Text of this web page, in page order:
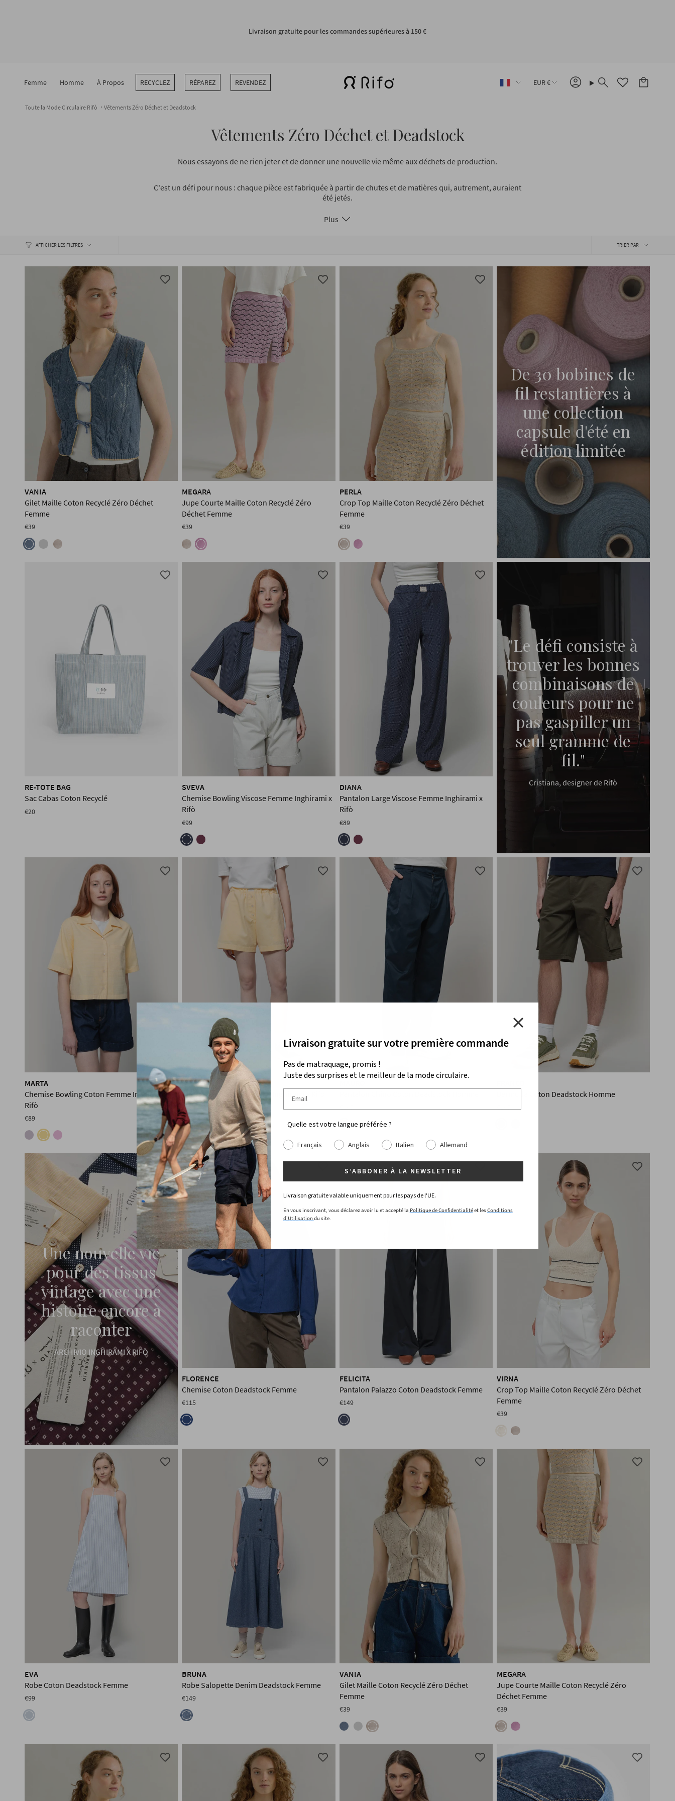
Livraison gratuite pour les commandes supérieures à 150 €
Femme Homme À Propos RECYCLEZ RÉPAREZ REVENDEZ Langue DeviseEUR € CompteRecherche
Toute la Mode Circulaire Rifò Vêtements Zéro Déchet et Deadstock
Vêtements Zéro Déchet et Deadstock
Nous essayons de ne rien jeter et de donner une nouvelle vie même aux déchets de production.
C'est un défi pour nous : chaque pièce est fabriquée à partir de chutes et de matières qui, autrement, auraient
été jetés.
Plus
AFFICHER LES FILTRES TRIER PAR
VANIA
Gilet Maille Coton Recyclé Zéro Déchet
Femme
€39
MEGARA
Jupe Courte Maille Coton Recyclé Zéro
Déchet Femme
€39
PERLA
Crop Top Maille Coton Recyclé Zéro Déchet
Femme
€39
De 30 bobines de
fil restantières à
une collection
capsule d'été en
édition limitée
RE-TOTE BAG
Sac Cabas Coton Recyclé
€20
SVEVA
Chemise Bowling Viscose Femme Inghirami x
Rifò
€99
DIANA
Pantalon Large Viscose Femme Inghirami x
Rifò
€89
"Le défi consiste à
trouver les bonnes
combinaisons de
couleurs pour ne
pas gaspiller un
seul gramme de
fil."
Cristiana, designer de Rifò
MARTA
Chemise Bowling Coton Femme Inghirami x
Rifò
€89
ALLEGRA
Short Boxer Coton Femme Inghirami x Rifò
€59 €149
Bermuda Coton Deadstock Homme
€149
Une nouvelle vie
pour des tissus
vintage avec une
histoire encore à
raconter
ARCHIVIO INGHIRAMI X RIFÒ
FLORENCE
Chemise Coton Deadstock Femme
€115
FELICITA
Pantalon Palazzo Coton Deadstock Femme
€149
VIRNA
Crop Top Maille Coton Recyclé Zéro Déchet
Femme
€39
EVA
Robe Coton Deadstock Femme
€99
BRUNA
Robe Salopette Denim Deadstock Femme
€149
VANIA
Gilet Maille Coton Recyclé Zéro Déchet
Femme
€39
MEGARA
Jupe Courte Maille Coton Recyclé Zéro
Déchet Femme
€39
Livraison gratuite sur votre première commande
Pas de matraquage, promis !
Juste des surprises et le meilleur de la mode circulaire.
Quelle est votre langue préférée ?
Français Anglais Italien Allemand
S’ABBONER À LA NEWSLETTER
Livraison gratuite valable uniquement pour les pays de l'UE.
En vous inscrivant, vous déclarez avoir lu et accepté la Politique de Confidentialitéet lesConditions
d'Utilisationdu site.